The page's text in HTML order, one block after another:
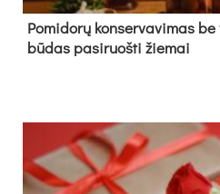
Pomidorų konservavimas
būdas pasiruošti žiemai